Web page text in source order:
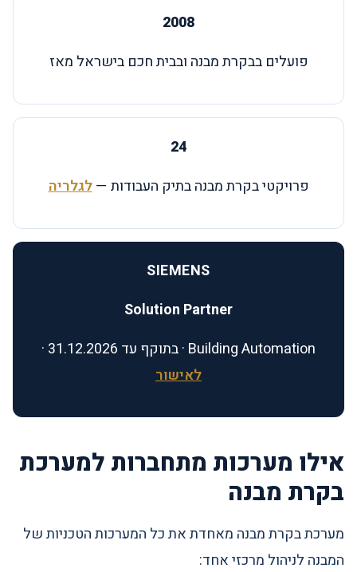
2008
פועלים בבקרת מבנה ובבית חכם בישראל מאז
24
פרויקטי בקרת מבנה בתיק העבודות —לגלריה
SIEMENS
Solution Partner
Building Automation · בתוקף עד 31.12.2026 ·
לאישור
אילו מערכות מתחברות למערכת
בקרת מבנה
מערכת בקרת מבנה מאחדת את כל המערכות הטכניות של
המבנה לניהול מרכזי אחד: